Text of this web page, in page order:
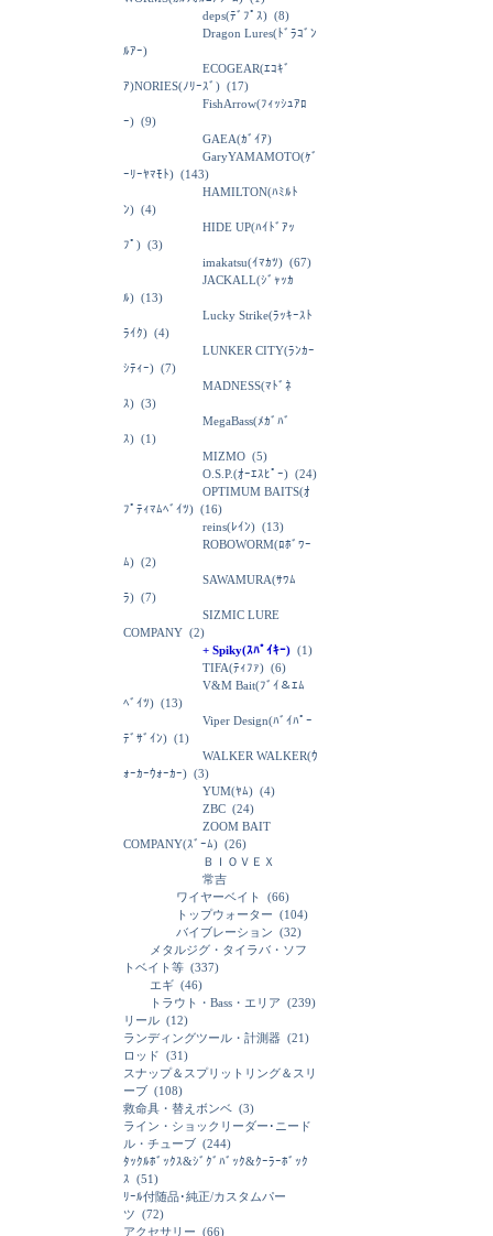
deps(ﾃﾞﾌﾟｽ) (8)
Dragon Lures(ﾄﾞﾗｺﾞﾝ
ﾙｱｰ)
ECOGEAR(ｴｺｷﾞ
ｱ)NORIES(ﾉﾘｰｽﾞ) (17)
FishArrow(ﾌｨｯｼｭｱﾛ
ｰ) (9)
GAEA(ｶﾞｲｱ)
GaryYAMAMOTO(ｹﾞ
ｰﾘｰﾔﾏﾓﾄ) (143)
HAMILTON(ﾊﾐﾙﾄ
ﾝ) (4)
HIDE UP(ﾊｲﾄﾞｱｯ
ﾌﾟ) (3)
imakatsu(ｲﾏｶﾂ) (67)
JACKALL(ｼﾞｬｯｶ
ﾙ) (13)
Lucky Strike(ﾗｯｷｰｽﾄ
ﾗｲｸ) (4)
LUNKER CITY(ﾗﾝｶｰ
ｼﾃｨｰ) (7)
MADNESS(ﾏﾄﾞﾈ
ｽ) (3)
MegaBass(ﾒｶﾞﾊﾞ
ｽ) (1)
MIZMO (5)
O.S.P.(ｵｰｴｽﾋﾟｰ) (24)
OPTIMUM BAITS(ｵ
ﾌﾟﾃｨﾏﾑﾍﾞｲﾂ) (16)
reins(ﾚｲﾝ) (13)
ROBOWORM(ﾛﾎﾞﾜｰ
ﾑ) (2)
SAWAMURA(ｻﾜﾑ
ﾗ) (7)
SIZMIC LURE
COMPANY (2)
+ Spiky(ｽﾊﾟｲｷｰ) (1)
TIFA(ﾃｨﾌｧ) (6)
V&M Bait(ﾌﾞｲ＆ｴﾑ
ﾍﾞｲﾂ) (13)
Viper Design(ﾊﾞｲﾊﾟｰ
ﾃﾞｻﾞｲﾝ) (1)
WALKER WALKER(ｳ
ｫｰｶｰｳｫｰｶｰ) (3)
YUM(ﾔﾑ) (4)
ZBC (24)
ZOOM BAIT
COMPANY(ｽﾞｰﾑ) (26)
ＢＩＯＶＥＸ
常吉
ワイヤーベイト
(66)
トップウォーター (104)
バイブレーション (32)
メタルジグ・タイラバ・ソフ
トベイト等 (337)
エギ (46)
トラウト・Bass・エリア (239)
リール (12)
ランディングツール・計測器 (21)
ロッド (31)
スナップ＆スプリットリング＆スリ
ーブ (108)
救命具・替えボンベ (3)
ライン・ショックリーダー･ニード
ル・チューブ (244)
ﾀｯｸﾙﾎﾞｯｸｽ&ｼﾞｸﾞﾊﾞｯｸ&ｸｰﾗｰﾎﾞｯｸ
ｽ (51)
ﾘｰﾙ付随品･純正/カスタムパー
ツ (72)
アクセサリー (66)